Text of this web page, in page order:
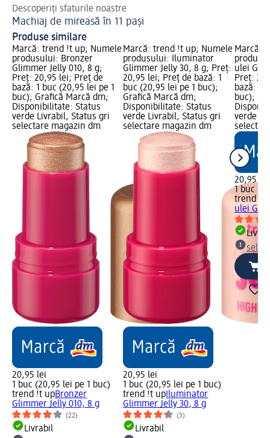
Descoperiți sfaturile noastre
Machiaj de mireasă în 11 pași
Produse similare
Marcă: trend !t up; Numele
produsului: Bronzer
Glimmer Jelly 010, 8 g;
Preț: 20,95 lei; Preț de
bază: 1 buc (20,95 lei pe 1
buc); Grafică Marcă dm;
Disponibilitate: Status
verde Livrabil, Status gri
selectare magazin dm
20,95 lei
1 buc (20,95 lei pe 1 buc)
trend !t upBronzer
Glimmer Jelly 010, 8 g
(22)
Livrabil
Marcă: trend !t up; Numele
produsului: Iluminator
Glimmer Jelly 30, 8 g; Preț:
20,95 lei; Preț de bază: 1
buc (20,95 lei pe 1 buc);
Grafică Marcă dm;
Disponibilitate: Status
verde Livrabil, Status gri
selectare magazin dm
20,95 lei
1 buc (20,95 lei pe 1 buc)
trend !t upIluminator
Glimmer Jelly 30, 8 g
(3)
Livrabil
Marcă:
ulei
Preț:
bază: 1
buc);
verde
20,95 lei
1 buc
trend !t
ulei